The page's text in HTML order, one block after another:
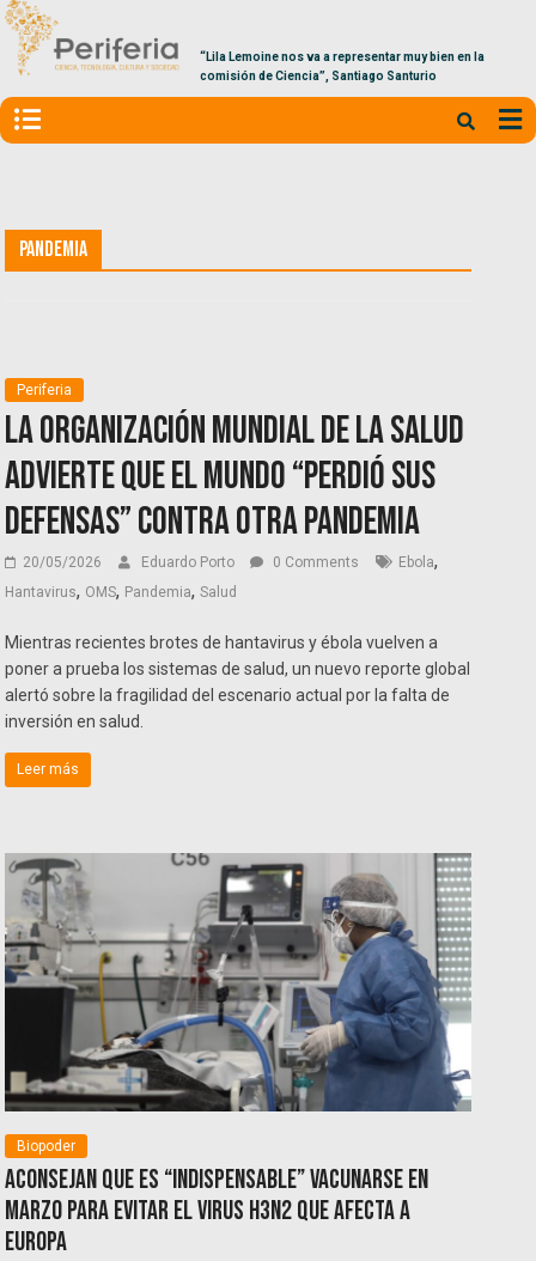
“Lila Lemoine nos va a representar muy bien en la
comisión de Ciencia”, Santiago Santurio
Pandemia
Periferia
La Organización Mundial de la SAlud
advierte que el mundo “perdió sus
defensas” contra otra pandemia
20/05/2026 Eduardo Porto 0 Comments Ebola,
Hantavirus, OMS, Pandemia,Salud
Mientras recientes brotes de hantavirus y ébola vuelven a
poner a prueba los sistemas de salud, un nuevo reporte global
alertó sobre la fragilidad del escenario actual por la falta de
inversión en salud.
Leer más
Biopoder
Aconsejan que es “indispensable” vacunarse en
marzo para evitar el virus H3N2 que afecta a
Europa